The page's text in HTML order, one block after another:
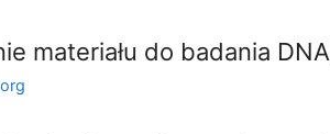
materiału do badania